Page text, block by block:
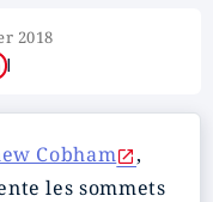
2018
LinkedIn
Cobham
,
les sommets